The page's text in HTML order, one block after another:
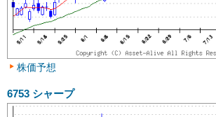
株価予想
6753 シャープ